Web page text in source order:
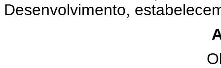
Desenvolvimento,